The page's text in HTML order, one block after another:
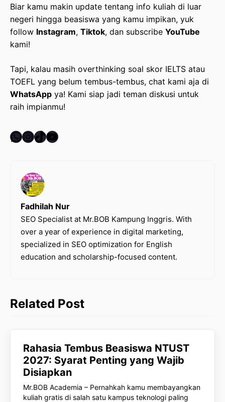
Biar kamu makin update tentang info kuliah di luar
negeri hingga beasiswa yang kamu impikan, yuk
follow Instagram, Tiktok, dan subscribe YouTube
kami!
Tapi, kalau masih overthinking soal skor IELTS atau
TOEFL yang belum tembus-tembus, chat kami aja di
WhatsApp ya! Kami siap jadi teman diskusi untuk
raih impianmu!
WhatsApp
Instagram
TikTok
YouTube
Fadhilah Nur
SEO Specialist at Mr.BOB Kampung Inggris. With
over a year of experience in digital marketing,
specialized in SEO optimization for English
education and scholarship-focused content.
Related Post
Rahasia Tembus Beasiswa NTUST
2027: Syarat Penting yang Wajib
Disiapkan
Mr.BOB Academia – Pernahkah kamu membayangkan
kuliah gratis di salah satu kampus teknologi paling